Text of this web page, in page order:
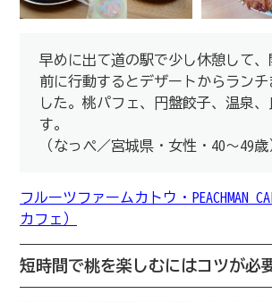
早めに出て道の駅で少し休憩して、
前に行動するとデザートからランチ
した。桃パフェ、円盤餃子、温泉
す。
（なっぺ／宮城県・女性・40～49歳
フルーツファームカトウ・PEACHMAN
カフェ）
短時間で桃を楽しむにはコツが必